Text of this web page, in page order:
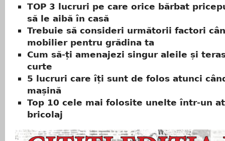
TOP 3 lucruri pe care orice bărbat
să le aibă în casă
Trebuie să consideri următorii factori
mobilier pentru grădina ta
Cum să-ți amenajezi singur aleile și
curte
5 lucruri care îți sunt de folos atunci
mașină
Top 10 cele mai folosite unelte într-un
bricolaj